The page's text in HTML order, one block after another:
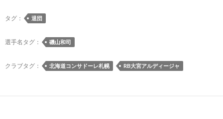
が
タグ： 退団
選手名タグ： 磯山和司
クラブタグ： 北海道コンサドーレ札幌 RB大宮アルディージャ